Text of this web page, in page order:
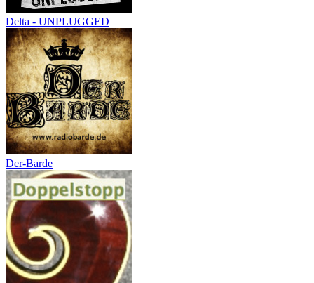
Delta - UNPLUGGED
Der-Barde